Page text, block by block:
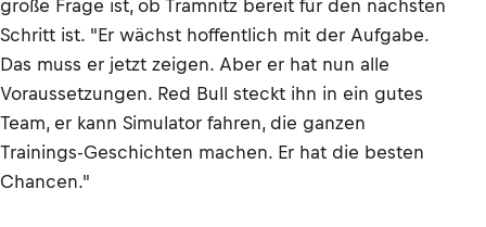
große Frage ist, ob Tramnitz bereit für den nächsten
Schritt ist. "Er wächst hoffentlich mit der Aufgabe.
Das muss er jetzt zeigen. Aber er hat nun alle
Voraussetzungen. Red Bull steckt ihn in ein gutes
Team, er kann Simulator fahren, die ganzen
Trainings-Geschichten machen. Er hat die besten
Chancen."